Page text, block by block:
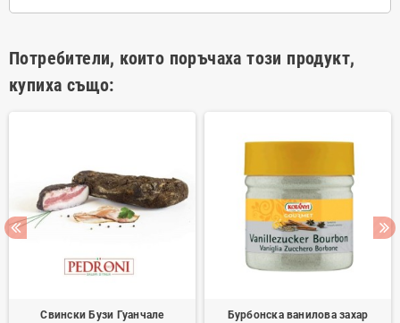
Потребители, които поръчаха този продукт,
купиха също:
Свински Бузи Гуанчале
Бурбонска ванилова захар